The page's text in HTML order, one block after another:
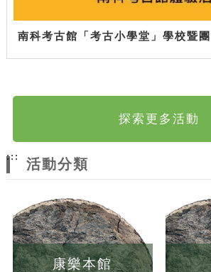
南科考古館「考古小學堂」學校暨
探索更多活動
:::
活動分類
康樂本館